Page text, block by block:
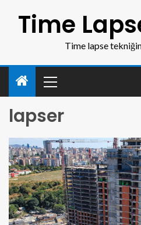
Time
Time lapse
lapser